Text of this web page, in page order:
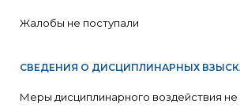
Жалобы не поступали
СВЕДЕНИЯ О ДИСЦИПЛИНАРНЫХ
Меры дисциплинарного воздействия